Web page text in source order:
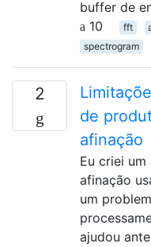
buffer de
10
fft
spectrogram
2
de
afinação
Eu criei
afinação
um
ajudou